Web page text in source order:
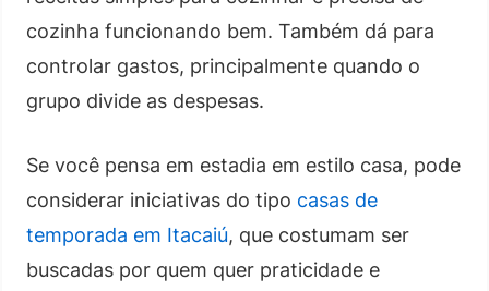
cozinha funcionando bem. Também dá para
controlar gastos, principalmente quando o
grupo divide as despesas.
Se você pensa em estadia em estilo casa, pode
considerar iniciativas do tipo casas de
temporada em Itacaiú, que costumam ser
buscadas por quem quer praticidade e